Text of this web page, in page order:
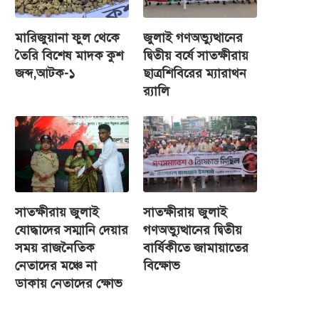
মারিজুয়ানা ফুল থেকে
তৈরি বিশেষ মাদক কুশ
জব্দ,আটক-১
জুলাই গণঅভ্যুত্থানের
দ্বিতীয় বর্ষে সাতক্ষীরায়
ছাত্রশিবিরের ম্যারাথন
র‌্যালি
সাতক্ষীরায় জুলাই
যোদ্ধাদের সম্মানি দেয়ার
সময় রাজনৈতিক
নেতাদের মঞ্চে না
ডাকায় নেতাদের ক্ষোভ
সাতক্ষীরায় জুলাই
গণঅভ্যুত্থানের দ্বিতীয়
বার্ষিকীতে জামায়াতের
বিক্ষোভ